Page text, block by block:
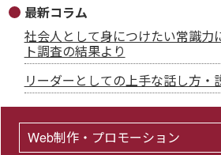
最新コラム
社会人として身につけたい常識力
ト調査の結果より
リーダーとしての上手な話し方・
Web制作・プロモーション